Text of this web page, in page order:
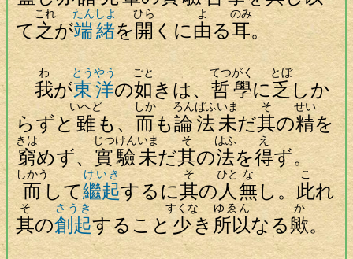
て之
これ
が端緒
たんしよ
を開
ひら
くに由
よ
る耳
のみ
。
我
わ
が東洋
とうやう
の如
ごと
きは、哲學
てつがく
に乏
とぼ
しか
らずと雖
いへど
も、而
しか
も論法
ろんぱふ
未
いま
だ其
そ
の精
せい
を
窮
きは
めず、實驗
じつけん
未
いま
だ其
そ
の法
はふ
を得
え
ず。
而
しかう
して繼起
けいき
するに其
そ
の人
ひと
無
な
し。此
こ
れ
其
そ
の創起
さうき
すること少
すくな
き所以
ゆゑん
なる歟
か
。